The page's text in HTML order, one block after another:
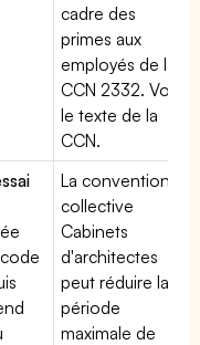
cadre des
primes aux
employés de la
CCN 2332. Voir
le texte de la
CCN.
La convention
collective
Cabinets
d'architectes
peut réduire la
période
maximale de